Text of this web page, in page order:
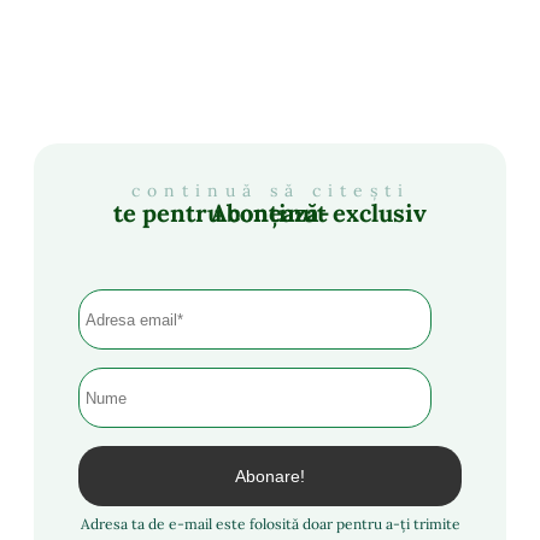
continuă să citești
Abonează-te pentru conținut exclusiv
Adresa ta de e-mail este folosită doar pentru a-ți trimite